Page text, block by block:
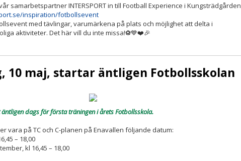
samarbetspartner INTERSPORT in till Football Experience i Kungsträdgården
inspiration/fotbollsevent
med tävlingar, varumärkena på plats och möjlighet att delta i
aktiviteter. Det här vill du inte missa!⚽️💙❤️🎉
10 maj, startar äntligen Fotbollsskolan
dags för första träningen i årets Fotbollsskola.
vara på TC och C-planen på Enavallen följande datum:
– 18,00
kl 16,45 – 18,00